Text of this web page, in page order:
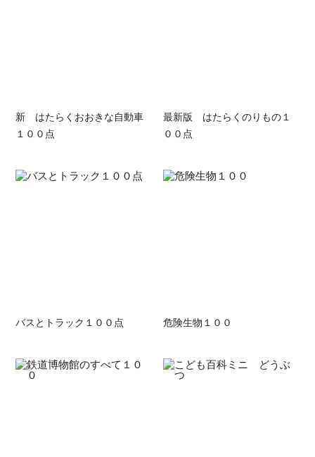
新 はたらくおおきな自動車
１００点
最新版 はたらくのりもの１
００点
バスとトラック１００点 危険生物１００